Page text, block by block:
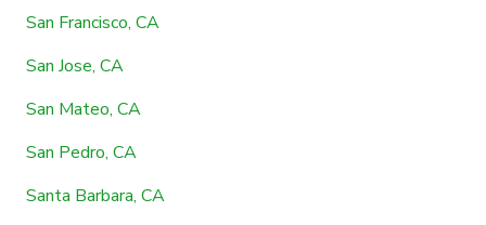
San Francisco, CA
San Jose, CA
San Mateo, CA
San Pedro, CA
Santa Barbara, CA